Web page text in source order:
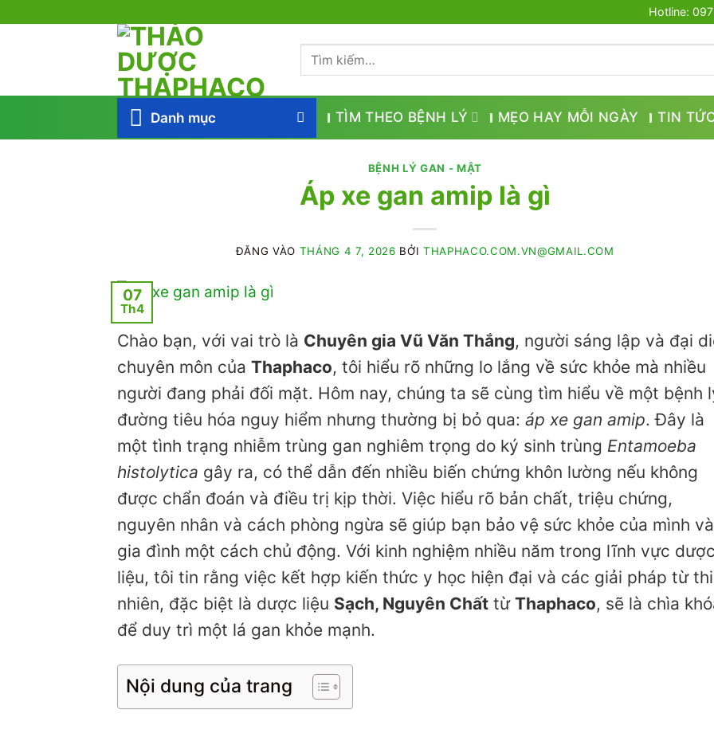
Hotline:
Tìm
Danh mục TÌM THEO BỆNH LÝ MẸO HAY MỖI NGÀY TIN
BỆNH LÝ GAN - MẬT
Áp xe gan amip là gì
ĐĂNG VÀO THÁNG 4 7, 2026 BỞITHAPHACO.COM.VN@GMAIL.COM
07
Th4
Chào bạn, với vai trò là Chuyên gia Vũ Văn Thắng, người sáng lập và đại
chuyên môn của Thaphaco, tôi hiểu rõ những lo lắng về sức khỏe mà nhiều
người đang phải đối mặt. Hôm nay, chúng ta sẽ cùng tìm hiểu về một bệnh
đường tiêu hóa nguy hiểm nhưng thường bị bỏ qua: áp xe gan amip. Đây là
một tình trạng nhiễm trùng gan nghiêm trọng do ký sinh trùng Entamoeba
histolytica gây ra, có thể dẫn đến nhiều biến chứng khôn lường nếu không
được chẩn đoán và điều trị kịp thời. Việc hiểu rõ bản chất, triệu chứng,
nguyên nhân và cách phòng ngừa sẽ giúp bạn bảo vệ sức khỏe của mình và
gia đình một cách chủ động. Với kinh nghiệm nhiều năm trong lĩnh vực
liệu, tôi tin rằng việc kết hợp kiến thức y học hiện đại và các giải pháp từ
nhiên, đặc biệt là dược liệu Sạch, Nguyên Chất từ Thaphaco, sẽ là chìa
để duy trì một lá gan khỏe mạnh.
Nội dung của trang